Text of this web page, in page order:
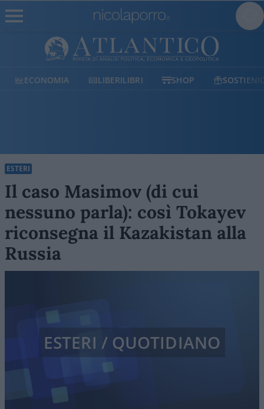
ECONOMIA LIBERILIBRI SHOP SOSTIENICI
ESTERI
Il caso Masimov (di cui
nessuno parla): così Tokayev
riconsegna il Kazakistan alla
Russia
ESTERI / QUOTIDIANO